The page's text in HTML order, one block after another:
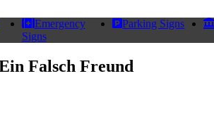
Emergency
Signs
Parking Signs
Falsch Freund